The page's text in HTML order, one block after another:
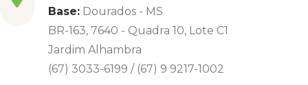
Base: Dourados - MS
BR-163, 7640 - Quadra 10, Lote C1
Jardim Alhambra
(67) 3033-6199 / (67) 9 9217-1002